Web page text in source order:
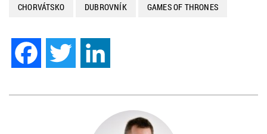
CHORVÁTSKO DUBROVNÍK GAMES OF THRONES
Facebook Twitter